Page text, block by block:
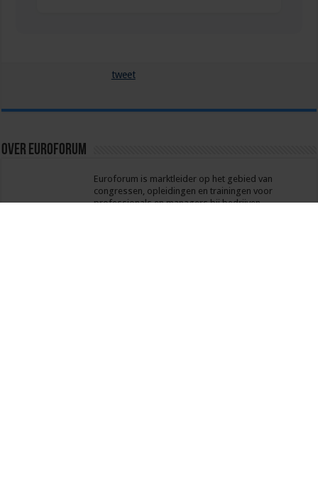
tweet
Over euroforum
Euroforum is marktleider op het gebied van
congressen, opleidingen en trainingen voor
professionals en managers bij bedrijven,